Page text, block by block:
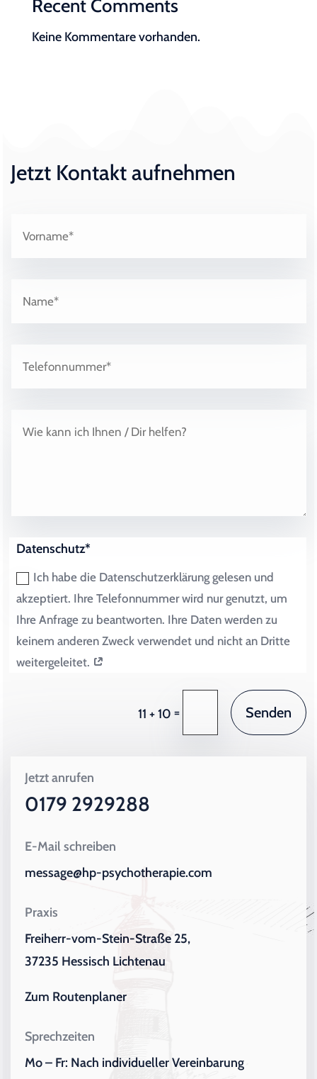
Recent Comments
Keine Kommentare vorhanden.
Jetzt Kontakt aufnehmen
Datenschutz*
Ich habe die Datenschutzerklärung gelesen und
akzeptiert. Ihre Telefonnummer wird nur genutzt, um
Ihre Anfrage zu beantworten. Ihre Daten werden zu
keinem anderen Zweck verwendet und nicht an Dritte
weitergeleitet.
11 + 10 = Senden
Jetzt anrufen
0179 2929288
E-Mail schreiben
message@hp-psychotherapie.com
Praxis
Freiherr-vom-Stein-Straße 25,
37235 Hessisch Lichtenau
Zum Routenplaner
Sprechzeiten
Mo – Fr: Nach individueller Vereinbarung